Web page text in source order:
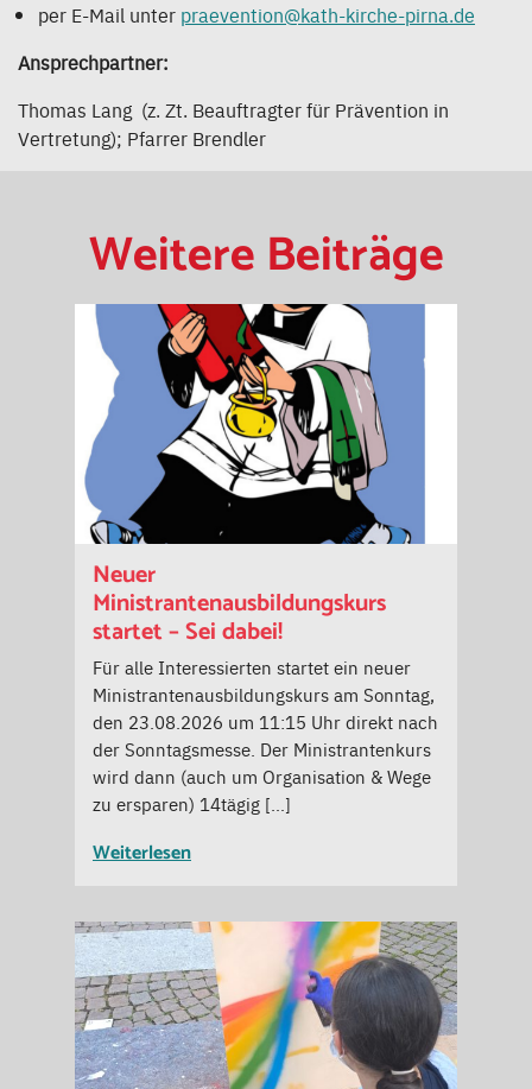
per E-Mail unter praevention@kath-kirche-pirna.de
Ansprechpartner:
Thomas Lang (z. Zt. Beauftragter für Prävention in
Vertretung); Pfarrer Brendler
Weitere Beiträge
Neuer
Ministrantenausbildungskurs
startet – Sei dabei!
Für alle Interessierten startet ein neuer
Ministrantenausbildungskurs am Sonntag,
den 23.08.2026 um 11:15 Uhr direkt nach
der Sonntagsmesse. Der Ministrantenkurs
wird dann (auch um Organisation & Wege
zu ersparen) 14tägig […]
Weiterlesen